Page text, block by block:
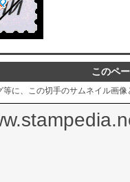
このペ
に、この切手のサムネイル画